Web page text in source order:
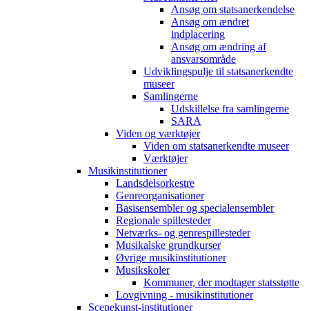
Ansøg om statsanerkendelse
Ansøg om ændret
indplacering
Ansøg om ændring af
ansvarsområde
Udviklingspulje til statsanerkendte
museer
Samlingerne
Udskillelse fra samlingerne
SARA
Viden og værktøjer
Viden om statsanerkendte museer
Værktøjer
Musikinstitutioner
Landsdelsorkestre
Genreorganisationer
Basisensembler og specialensembler
Regionale spillesteder
Netværks- og genrespillesteder
Musikalske grundkurser
Øvrige musikinstitutioner
Musikskoler
Kommuner, der modtager statsstøtte
Lovgivning - musikinstitutioner
Scenekunst-institutioner